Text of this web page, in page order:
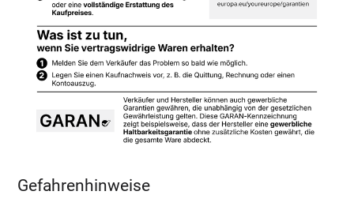
Gefahrenhinweise